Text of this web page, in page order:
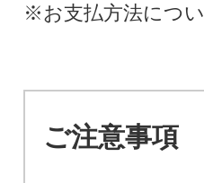
※お支払方法につ
ご注意事項